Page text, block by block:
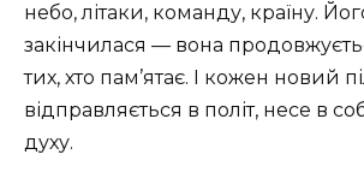
небо, літаки, команду, країну.
закінчилася — вона
тих, хто пам’ятає. І кожен новий
відправляється в політ, несе в
духу.